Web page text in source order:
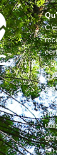
est
En